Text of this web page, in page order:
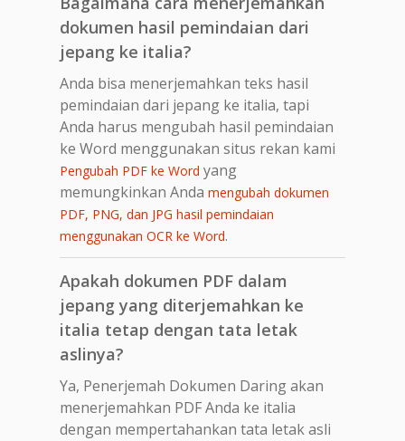
dokumen hasil pemindaian dari
jepang ke italia?
Anda bisa menerjemahkan teks hasil
pemindaian dari jepang ke italia, tapi
Anda harus mengubah hasil pemindaian
ke Word menggunakan situs rekan kami
Pengubah PDF ke Word yang
memungkinkan Anda mengubah dokumen
PDF, PNG, dan JPG hasil pemindaian
menggunakan OCR ke Word.
Apakah dokumen PDF dalam
jepang yang diterjemahkan ke
italia tetap dengan tata letak
aslinya?
Ya, Penerjemah Dokumen Daring akan
menerjemahkan PDF Anda ke italia
dengan mempertahankan tata letak asli